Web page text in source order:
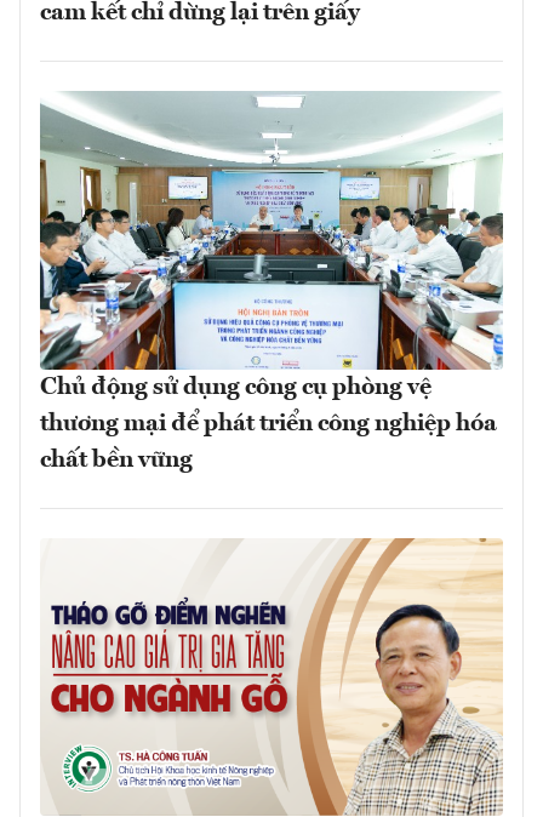
cam kết chỉ dừng lại trên giấy
Chủ động sử dụng công cụ phòng vệ
thương mại để phát triển công nghiệp hóa
chất bền vững